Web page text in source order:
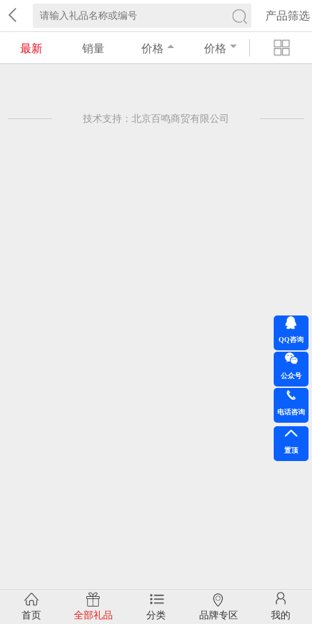
产品筛选
最新 销量 价格 价格
技术支持：北京百鸣商贸有限公司
首页 全部礼品 分类 品牌专区 我的
QQ咨询
公众号
电话咨询
置顶